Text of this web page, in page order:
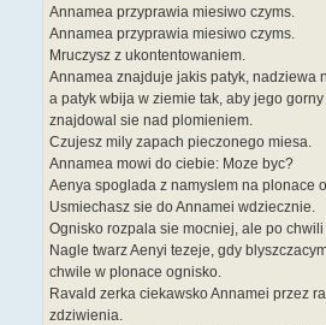
Annamea przyprawia miesiwo czyms.
Annamea przyprawia miesiwo czyms.
Mruczysz z ukontentowaniem.
Annamea znajduje jakis patyk, nadziewa
a patyk wbija w ziemie tak, aby jego
znajdowal sie nad plomieniem.
Czujesz mily zapach pieczonego miesa.
Annamea mowi do ciebie: Moze byc?
Aenya spoglada z namyslem na plonace
Usmiechasz sie do Annamei wdziecznie.
Ognisko rozpala sie mocniej, ale po
Nagle twarz Aenyi tezeje, gdy
chwile w plonace ognisko.
Ravald zerka ciekawsko Annamei przez
zdziwienia.